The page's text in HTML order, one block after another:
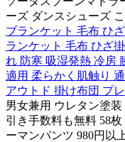
ーズ ダンスシューズ
ブランケット 毛布 ひ
ランケット 毛布 ひざ
れ 防寒 吸湿発熱 冷房
適用 柔らかく肌触り
アウトド 掛け布団 プ
男女兼用 ウレタン塗装
引き手数料も無料 58
ーマンパンツ 980円以